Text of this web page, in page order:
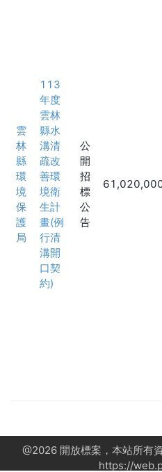
雲
林
縣
環
境
保
護
局
113
年度
雲林
縣水
溝清
疏改
善環
境衛
生計
畫(例
行清
溝開
口契
約)
公
開
招
標
公
告
@2026 開放標案，本站所有
https://